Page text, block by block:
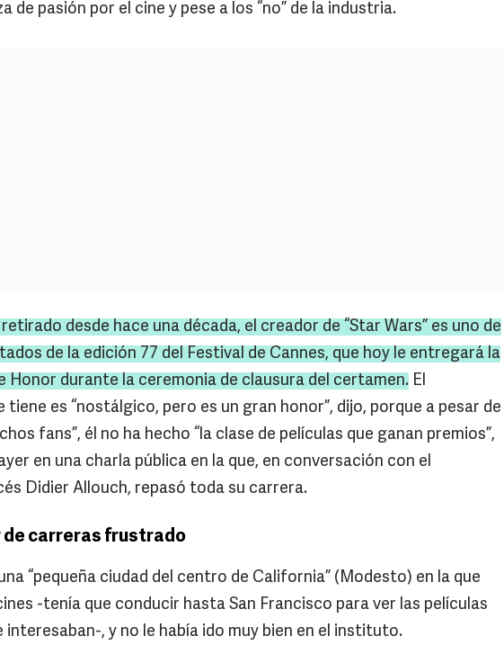
de pasión por el cine y pese a los “no” de la industria.
desde hace una década, el creador de “ Star Wars” es uno de
de la edición 77 del Festival de Cannes, que hoy le entregará la
Honor durante la ceremonia de clausura del certamen. El
es “nostálgico, pero es un gran honor”, dijo, porque a pesar de
fans”, él no ha hecho “la clase de películas que ganan premios”,
en una charla pública en la que, en conversación con el
Didier Allouch, repasó toda su carrera.
de carreras frustrado
“pequeña ciudad del centro de California” (Modesto) en la que
-tenía que conducir hasta San Francisco para ver las películas
, y no le había ido muy bien en el instituto.